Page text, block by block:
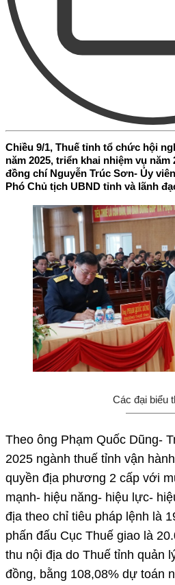
Chiều 9/1, Thuế tỉnh tổ chức hội
năm 2025, triển khai nhiệm vụ
đồng chí Nguyễn Trúc Sơn- Ủy
Phó Chủ tịch UBND tỉnh và lãnh
Các đại biểu
Theo ông Phạm Quốc Dũng-
2025 ngành thuế tỉnh vận
quyền địa phương 2 cấp với
mạnh- hiệu năng- hiệu lực-
địa theo chỉ tiêu pháp lệnh là
phấn đấu Cục Thuế giao là
thu nội địa do Thuế tỉnh quản
đồng, bằng 108,08% dự toán